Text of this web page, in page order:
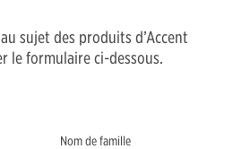
sujet des produits d’Accent
le formulaire ci-dessous.